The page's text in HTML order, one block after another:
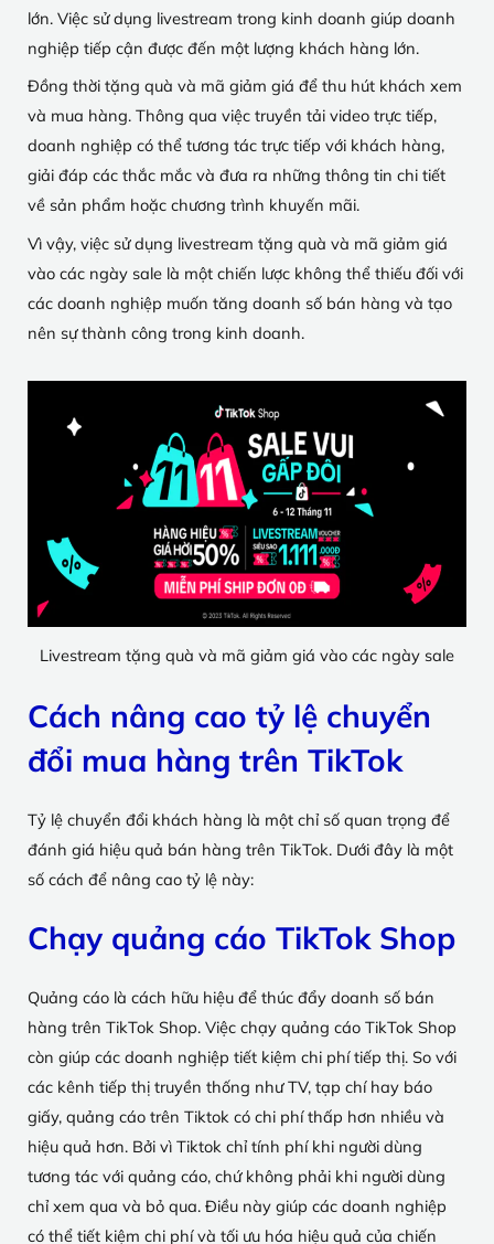
lớn. Việc sử dụng livestream trong kinh doanh giúp doanh
nghiệp tiếp cận được đến một lượng khách hàng lớn.
Đồng thời tặng quà và mã giảm giá để thu hút khách xem
và mua hàng. Thông qua việc truyền tải video trực tiếp,
doanh nghiệp có thể tương tác trực tiếp với khách hàng,
giải đáp các thắc mắc và đưa ra những thông tin chi tiết
về sản phẩm hoặc chương trình khuyến mãi.
Vì vậy, việc sử dụng livestream tặng quà và mã giảm giá
vào các ngày sale là một chiến lược không thể thiếu đối với
các doanh nghiệp muốn tăng doanh số bán hàng và tạo
nên sự thành công trong kinh doanh.
Livestream tặng quà và mã giảm giá vào các ngày sale
Cách nâng cao tỷ lệ chuyển
đổi mua hàng trên TikTok
Tỷ lệ chuyển đổi khách hàng là một chỉ số quan trọng để
đánh giá hiệu quả bán hàng trên TikTok. Dưới đây là một
số cách để nâng cao tỷ lệ này:
Chạy quảng cáo TikTok Shop
Quảng cáo là cách hữu hiệu để thúc đẩy doanh số bán
hàng trên TikTok Shop. Việc chạy quảng cáo TikTok Shop
còn giúp các doanh nghiệp tiết kiệm chi phí tiếp thị. So với
các kênh tiếp thị truyền thống như TV, tạp chí hay báo
giấy, quảng cáo trên Tiktok có chi phí thấp hơn nhiều và
hiệu quả hơn. Bởi vì Tiktok chỉ tính phí khi người dùng
tương tác với quảng cáo, chứ không phải khi người dùng
chỉ xem qua và bỏ qua. Điều này giúp các doanh nghiệp
có thể tiết kiệm chi phí và tối ưu hóa hiệu quả của chiến